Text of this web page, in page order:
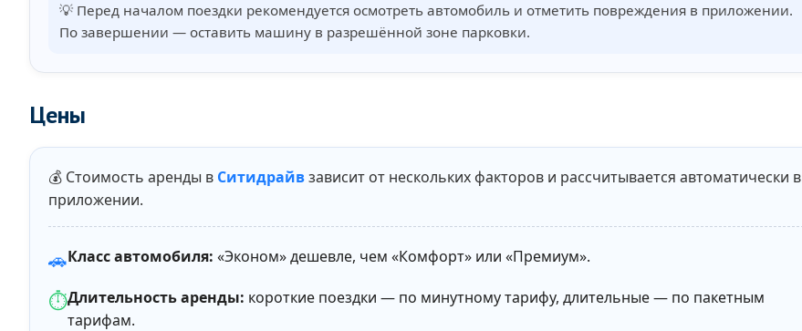
💡 Перед началом поездки рекомендуется осмотреть автомобиль и отметить повреждения в приложении.
По завершении — оставить машину в разрешённой зоне парковки.
Цены
💰 Стоимость аренды в Ситидрайвзависит от нескольких факторов и рассчитывается автоматически в
приложении.
🚗Класс автомобиля: «Эконом» дешевле, чем «Комфорт» или «Премиум».
⏱️Длительность аренды: короткие поездки — по минутному тарифу, длительные — по пакетным
тарифам.